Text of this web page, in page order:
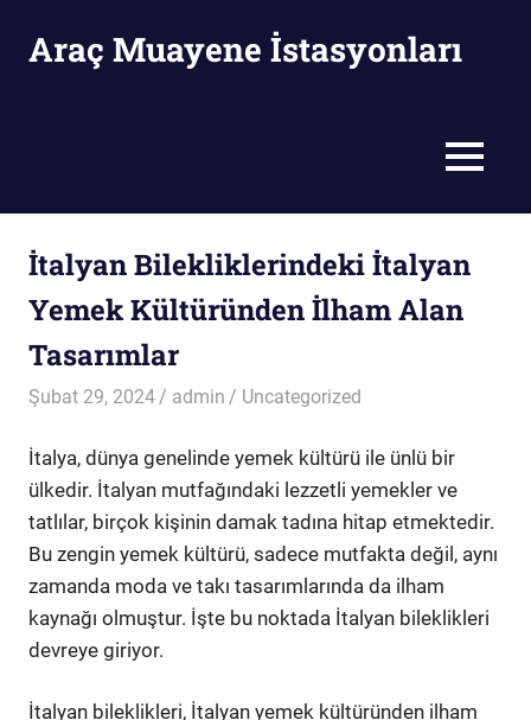
Araç Muayene İstasyonları
MENU
İtalyan Bilekliklerindeki İtalyan
Yemek Kültüründen İlham Alan
Tasarımlar
Şubat 29, 2024 admin Uncategorized
İtalya, dünya genelinde yemek kültürü ile ünlü bir
ülkedir. İtalyan mutfağındaki lezzetli yemekler ve
tatlılar, birçok kişinin damak tadına hitap etmektedir.
Bu zengin yemek kültürü, sadece mutfakta değil, aynı
zamanda moda ve takı tasarımlarında da ilham
kaynağı olmuştur. İşte bu noktada İtalyan bileklikleri
devreye giriyor.
İtalyan bileklikleri, İtalyan yemek kültüründen ilham